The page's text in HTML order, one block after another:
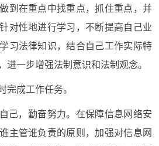
到在重点中找重点，抓住重点，并
对性地进行学习，不断提高自己业
习法律知识，结合自己工作实际特
进一步增强法制意识和法制观念。
完成工作任务。
己，勤奋努力。在保障信息网络安
主管谁负责的原则，加强对信息网